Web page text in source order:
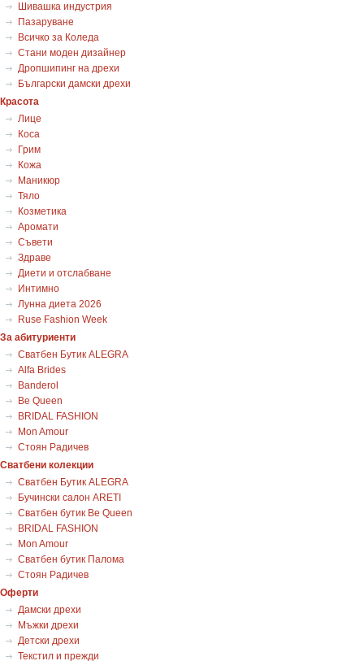
Шивашка индустрия
Пазаруване
Всичко за Коледа
Стани моден дизайнер
Дропшипинг на дрехи
Български дамски дрехи
Красота
Лице
Коса
Грим
Кожа
Маникюр
Тяло
Козметика
Аромати
Съвети
Здраве
Диети и отслабване
Интимно
Лунна диета 2026
Ruse Fashion Week
За абитуриенти
Сватбен Бутик ALEGRA
Alfa Brides
Banderol
Be Queen
BRIDAL FASHION
Mon Amour
Стоян Радичев
Сватбени колекции
Сватбен Бутик ALEGRA
Бучински салон ARETI
Сватбен бутик Be Queen
BRIDAL FASHION
Mon Amour
Сватбен бутик Палома
Стоян Радичев
Оферти
Дамски дрехи
Мъжки дрехи
Детски дрехи
Текстил и прежди